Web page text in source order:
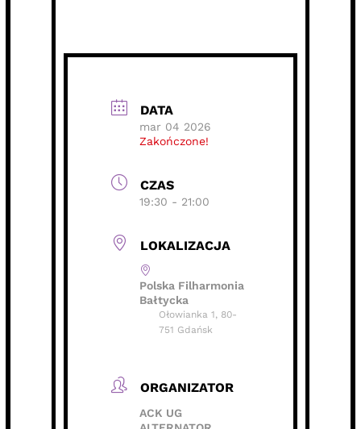
DATA
mar 04 2026
Zakończone!
CZAS
19:30 - 21:00
LOKALIZACJA
Polska Filharmonia
Bałtycka
Ołowianka 1, 80-
751 Gdańsk
ORGANIZATOR
ACK UG